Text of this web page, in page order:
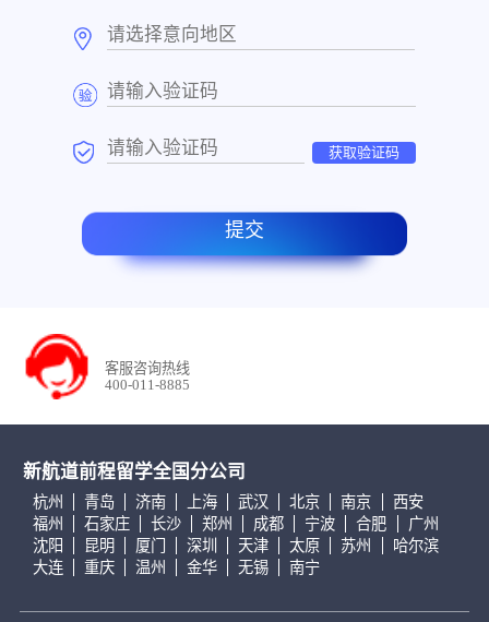
获取验证码
提交
客服咨询热线
400-011-8885
新航道前程留学全国分公司
杭州 青岛 济南 上海 武汉 北京 南京
西安
福州
石家庄 长沙 郑州 成都 宁波 合肥
广州
沈阳
昆明 厦门 深圳 天津 太原 苏州
哈尔滨
大连
重庆 温州 金华 无锡 南宁